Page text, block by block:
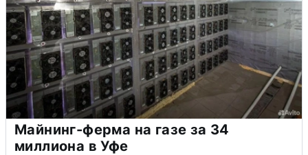
Майнинг-ферма на газе за 34
миллиона в Уфе